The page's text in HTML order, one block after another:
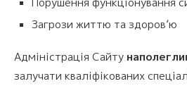
Загрози життю та здоров’ю
Адміністрація Сайту
залучати кваліфікованих